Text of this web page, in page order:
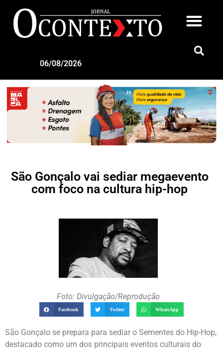
06/08/2026
São Gonçalo vai sediar megaevento
com foco na cultura hip-hop
Foto: Divulgação/Reprodução
Facebook Twitter WhatsApp
São Gonçalo se prepara para sediar o Sementes do Hip-Hop,
destacado como um dos principais eventos culturais do